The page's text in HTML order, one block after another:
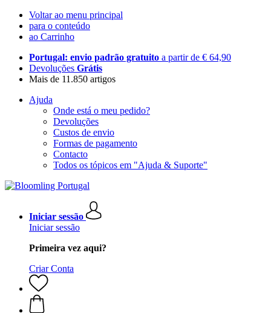
Voltar ao menu principal
para o conteúdo
ao Carrinho
Portugal: envio padrão gratuito a partir de € 64,90
Devoluções Grátis
Mais de 11.850 artigos
Ajuda
Onde está o meu pedido?
Devoluções
Custos de envio
Formas de pagamento
Contacto
Todos os tópicos em "Ajuda & Suporte"
Iniciar sessão
Iniciar sessão
Primeira vez aqui?
Criar Conta